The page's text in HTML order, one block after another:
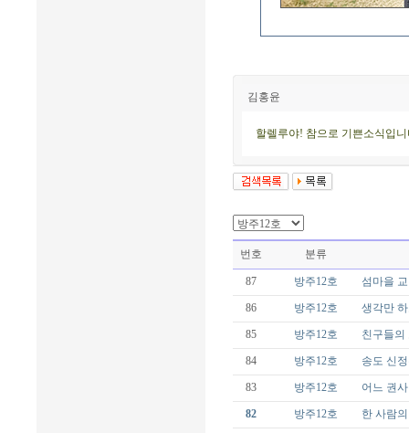
김홍윤
할렐루야! 참으로 기쁜소식입
번호 분류
87 방주12호 섬마을
86 방주12호 생각만
85 방주12호 친구들의
84 방주12호 송도 신
83 방주12호 어느 권
82 방주12호 한 사람